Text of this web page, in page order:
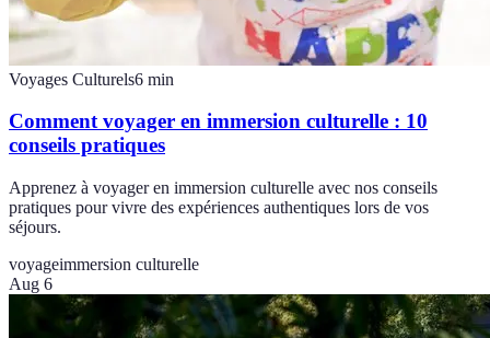
Voyages Culturels6 min
Comment voyager en immersion culturelle : 10
conseils pratiques
Apprenez à voyager en immersion culturelle avec nos conseils
pratiques pour vivre des expériences authentiques lors de vos
séjours.
voyageimmersion culturelle
Aug 6